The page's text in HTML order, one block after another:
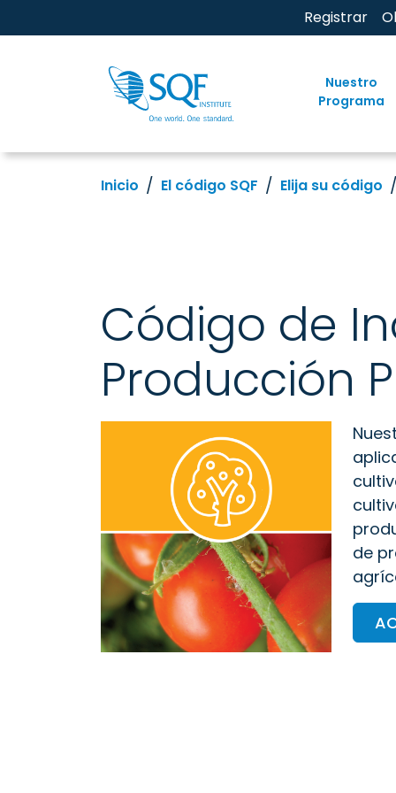
Registrar
Nuestro
Programa
Inicio El código SQF Elija su código
Código de
Producción
de